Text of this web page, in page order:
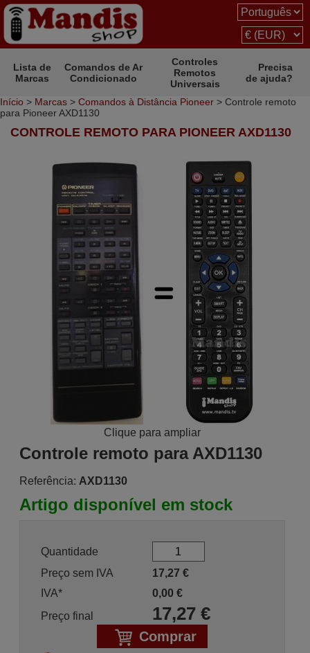
Lista de
Marcas
Comandos de Ar
Condicionado
Controles
Remotos
Universais
Precisa
de ajuda?
Início > Marcas > Comandos à Distância Pioneer > Controle remoto
para Pioneer AXD1130
CONTROLE REMOTO PARA PIONEER AXD1130
Clique para ampliar
Controle remoto para AXD1130
Referência: AXD1130
Artigo disponível em stock
Quantidade
Preço sem IVA
17,27 €
IVA*
0,00 €
Preço final
17,27€
Comprar